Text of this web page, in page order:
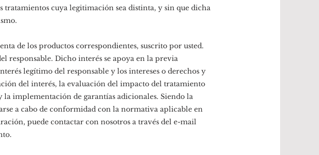
cuya legitimación sea distinta, y sin que dicha
de los productos correspondientes, suscrito por usted.
responsable. Dicho interés se apoya en la previa
legítimo del responsable y los intereses o derechos y
del interés, la evaluación del impacto del tratamiento
la implementación de garantías adicionales. Siendo la
a cabo de conformidad con la normativa aplicable en
puede contactar con nosotros a través del e-mail